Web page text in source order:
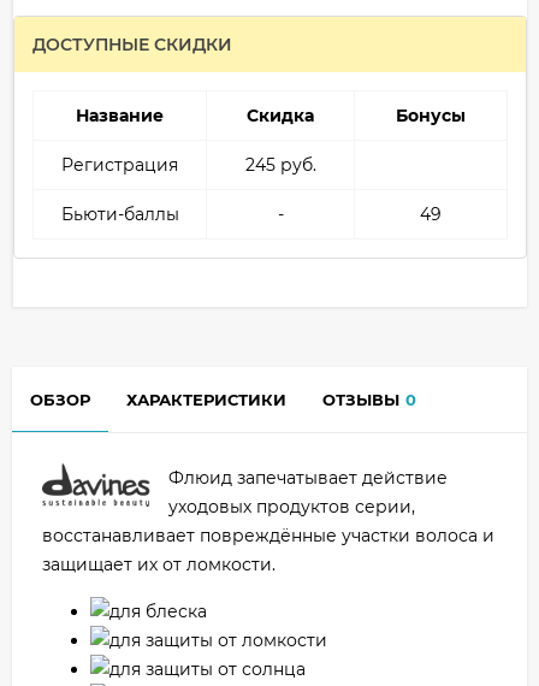
ДОСТУПНЫЕ СКИДКИ
Название Скидка Бонусы
Регистрация 245 руб.
Бьюти-баллы - 49
ОБЗОР ХАРАКТЕРИСТИКИ ОТЗЫВЫ 0
Флюид запечатывает действие
уходовых продуктов серии,
восстанавливает повреждённые участки волоса и
защищает их от ломкости.
для блеска
для защиты от ломкости
для защиты от солнца